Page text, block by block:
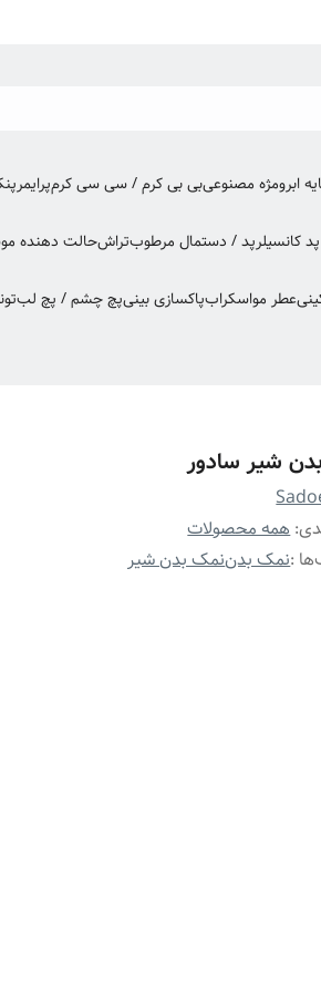
ابرومژه مصنوعیبی بی کرم / سی سی کرمپرایمر
کانسیلرپد / دستمال مرطوبتراشحالت دهنده مو
عطر مواسکرابپاکسازی بینیپچ چشم / پچ لب
شیر سادور
:همه محصولات
:نمک بدننمک بدن شیر